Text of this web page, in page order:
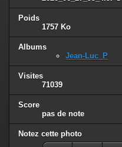
Poids
1757 Ko
Albums
Jean-Luc_P
Visites
71039
Score
pas de note
Notez cette photo